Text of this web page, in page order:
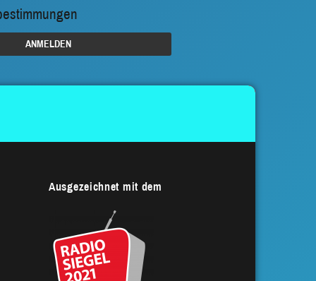
Ausgezeichnet mit dem